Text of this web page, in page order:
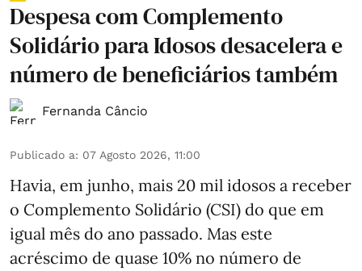
Despesa com Complemento
Solidário para Idosos desacelera e
número de beneficiários também
Fernanda Câncio
Publicado a: 07 Agosto 2026, 11:00
Havia, em junho, mais 20 mil idosos a receber
o Complemento Solidário (CSI) do que em
igual mês do ano passado. Mas este
acréscimo de quase 10% no número de